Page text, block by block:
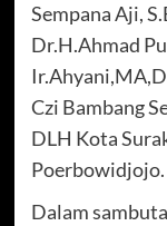
Sempana Aji,
Dr.H.Ahmad
Czi Bambang
DLH Kota
Poerbowidjojo.
Dalam